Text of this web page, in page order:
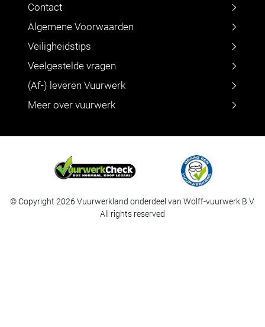
Contact
Algemene Voorwaarden
Veiligheidstips
Veelgestelde vragen
(Af-) leveren Vuurwerk
Meer over vuurwerk
© Copyright 2026 Vuurwerkland onderdeel van Wolff-vuurwerk B.V.
All rights reserved